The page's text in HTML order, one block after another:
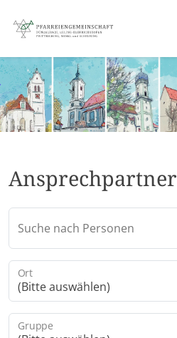
Ansprechpartner
Suche nach Personen
(Bitte auswählen)
Ort
Gruppe